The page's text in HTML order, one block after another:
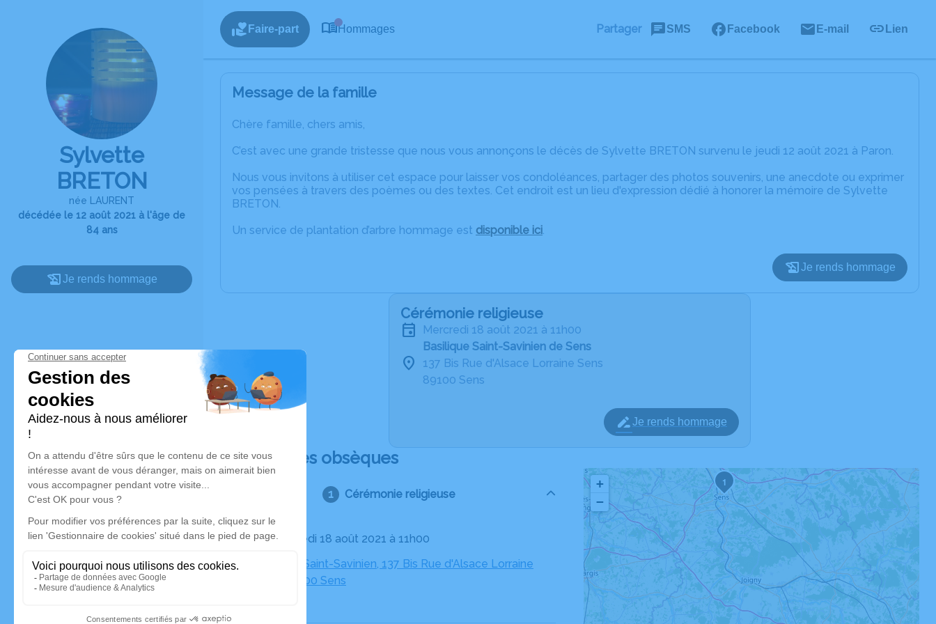
Sylvette
BRETON
née LAURENT
décédée le 12 août 2021 à l'âge de
84 ans
Je rends hommage
Faire-part Hommages Partager SMS Facebook E-mail Lien
Message de la famille
Chère famille, chers amis,
C’est avec une grande tristesse que nous vous annonçons le décès de Sylvette BRETON survenu le jeudi 12 août 2021 à Paron.
Nous vous invitons à utiliser cet espace pour laisser vos condoléances, partager des photos souvenirs, une anecdote ou exprimer
vos pensées à travers des poèmes ou des textes. Cet endroit est un lieu d'expression dédié à honorer la mémoire de Sylvette
BRETON.
Un service de plantation d’arbre hommage est disponible ici.
Je rends hommage
Cérémonie religieuse
mercredi 18 août 2021 à 11h00
Basilique Saint-Savinien de Sens
137 Bis Rue d'Alsace Lorraine Sens
89100 Sens
Je rends hommage
Déroulé des obsèques
Cérémonie religieuse
Le mercredi 18 août 2021 à 11h00
Basilique Saint-Savinien, 137 Bis Rue d'Alsace Lorraine
Sens, 89100 Sens
1
+
−